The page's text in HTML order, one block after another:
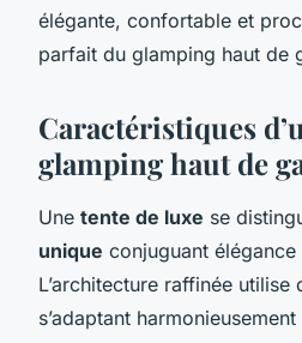
élégante, confortable et
parfait du glamping haut de
Caractéristiques
glamping haut de
Une tente de luxe se
unique conjuguant
L’architecture raffinée utilise
s’adaptant